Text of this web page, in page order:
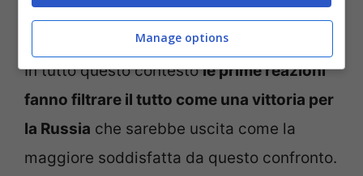
forza.
In tutto questo contestole prime reazioni
fanno filtrare il tutto come una vittoria per
la Russia che sarebbe uscita come la
maggiore soddisfatta da questo confronto.
Manage options